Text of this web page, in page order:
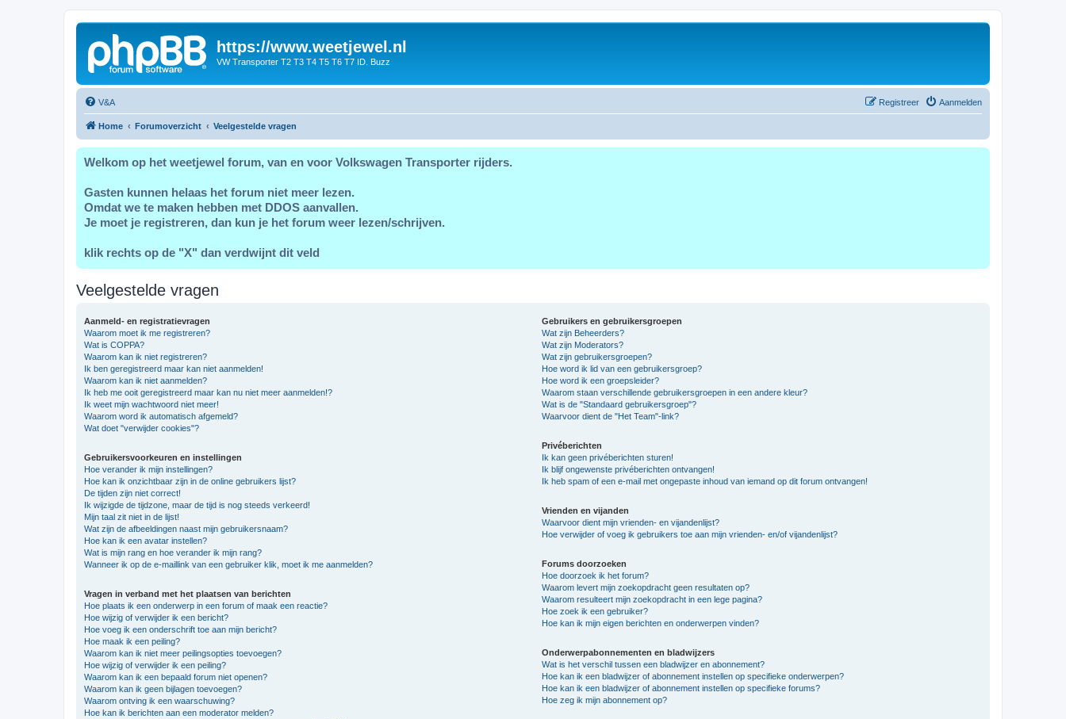
https://www.weetjewel.nl
VW Transporter T2 T3 T4 T5 T6 T7 ID. Buzz
V&A Aanmelden
Registreer
Home Forumoverzicht Veelgestelde vragen
Welkom op het weetjewel forum, van en voor Volkswagen Transporter rijders.
Gasten kunnen helaas het forum niet meer lezen.
Omdat we te maken hebben met DDOS aanvallen.
Je moet je registreren, dan kun je het forum weer lezen/schrijven.
klik rechts op de "X" dan verdwijnt dit veld
Veelgestelde vragen
Aanmeld- en registratievragen
Waarom moet ik me registreren?
Wat is COPPA?
Waarom kan ik niet registreren?
Ik ben geregistreerd maar kan niet aanmelden!
Waarom kan ik niet aanmelden?
Ik heb me ooit geregistreerd maar kan nu niet meer aanmelden!?
Ik weet mijn wachtwoord niet meer!
Waarom word ik automatisch afgemeld?
Wat doet "verwijder cookies"?
Gebruikersvoorkeuren en instellingen
Hoe verander ik mijn instellingen?
Hoe kan ik onzichtbaar zijn in de online gebruikers lijst?
De tijden zijn niet correct!
Ik wijzigde de tijdzone, maar de tijd is nog steeds verkeerd!
Mijn taal zit niet in de lijst!
Wat zijn de afbeeldingen naast mijn gebruikersnaam?
Hoe kan ik een avatar instellen?
Wat is mijn rang en hoe verander ik mijn rang?
Wanneer ik op de e-maillink van een gebruiker klik, moet ik me aanmelden?
Vragen in verband met het plaatsen van berichten
Hoe plaats ik een onderwerp in een forum of maak een reactie?
Hoe wijzig of verwijder ik een bericht?
Hoe voeg ik een onderschrift toe aan mijn bericht?
Hoe maak ik een peiling?
Waarom kan ik niet meer peilingsopties toevoegen?
Hoe wijzig of verwijder ik een peiling?
Waarom kan ik een bepaald forum niet openen?
Waarom kan ik geen bijlagen toevoegen?
Waarom ontving ik een waarschuwing?
Hoe kan ik berichten aan een moderator melden?
Gebruikers en gebruikersgroepen
Wat zijn Beheerders?
Wat zijn Moderators?
Wat zijn gebruikersgroepen?
Hoe word ik lid van een gebruikersgroep?
Hoe word ik een groepsleider?
Waarom staan verschillende gebruikersgroepen in een andere kleur?
Wat is de "Standaard gebruikersgroep"?
Waarvoor dient de "Het Team"-link?
Privéberichten
Ik kan geen privéberichten sturen!
Ik blijf ongewenste privéberichten ontvangen!
Ik heb spam of een e-mail met ongepaste inhoud van iemand op dit forum ontvangen!
Vrienden en vijanden
Waarvoor dient mijn vrienden- en vijandenlijst?
Hoe verwijder of voeg ik gebruikers toe aan mijn vrienden- en/of vijandenlijst?
Forums doorzoeken
Hoe doorzoek ik het forum?
Waarom levert mijn zoekopdracht geen resultaten op?
Waarom resulteert mijn zoekopdracht in een lege pagina?
Hoe zoek ik een gebruiker?
Hoe kan ik mijn eigen berichten en onderwerpen vinden?
Onderwerpabonnementen en bladwijzers
Wat is het verschil tussen een bladwijzer en abonnement?
Hoe kan ik een bladwijzer of abonnement instellen op specifieke onderwerpen?
Hoe kan ik een bladwijzer of abonnement instellen op specifieke forums?
Hoe zeg ik mijn abonnement op?